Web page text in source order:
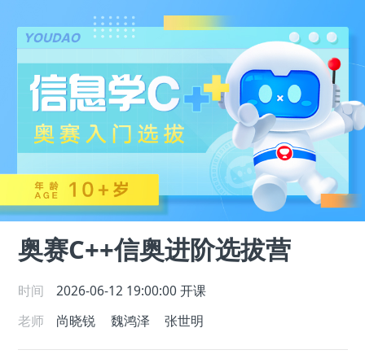
奥赛C++信奥进阶选拔营
时间 2026-06-12 19:00:00 开课
老师
尚晓锐 魏鸿泽 张世明